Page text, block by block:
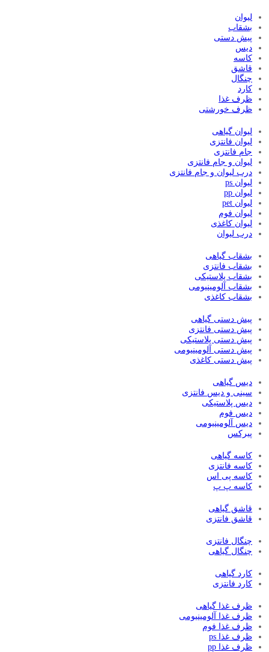
لیوان
بشقاب
پیش دستی
دیس
کاسه
قاشق
چنگال
کارد
ظرف غذا
ظرف خورشتی
لیوان گیاهی
لیوان فانتزی
جام فانتزی
لیوان و جام فانتزی
درب لیوان و جام فانتزی
لیوان ps
لیوان pp
لیوان pet
لیوان فوم
لیوان کاغذی
درب لیوان
بشقاب گیاهی
بشقاب فانتزی
بشقاب پلاستیکی
بشقاب آلومینیومی
بشقاب کاغذی
پیش دستی گیاهی
پیش دستی فانتزی
پیش دستی پلاستیکی
پیش دستی آلومینیومی
پیش دستی کاغذی
دیس گیاهی
سینی و دیس فانتزی
دیس پلاستیکی
دیس فوم
دیس آلومینیومی
پیرکس
کاسه گیاهی
کاسه فانتزی
کاسه پی اس
کاسه پ پ
قاشق گیاهی
قاشق فانتزی
چنگال فانتزی
چنگال گیاهی
کارد گیاهی
کارد فانتزی
ظرف غذا گیاهی
ظرف غذا آلومینیومی
ظرف غذا فوم
ظرف غذا ps
ظرف غذا pp